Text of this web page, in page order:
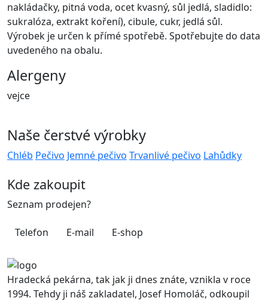
nakládačky, pitná voda, ocet kvasný, sůl jedlá, sladidlo:
sukralóza, extrakt koření), cibule, cukr, jedlá sůl.
Výrobek je určen k přímé spotřebě. Spotřebujte do data
uvedeného na obalu.
Alergeny
vejce
Naše čerstvé výrobky
Chléb Pečivo Jemné pečivo Trvanlivé pečivo Lahůdky
Kde zakoupit
Seznam prodejen?
Telefon E-mail E-shop
Hradecká pekárna, tak jak ji dnes znáte, vznikla v roce
1994. Tehdy ji náš zakladatel, Josef Homoláč, odkoupil